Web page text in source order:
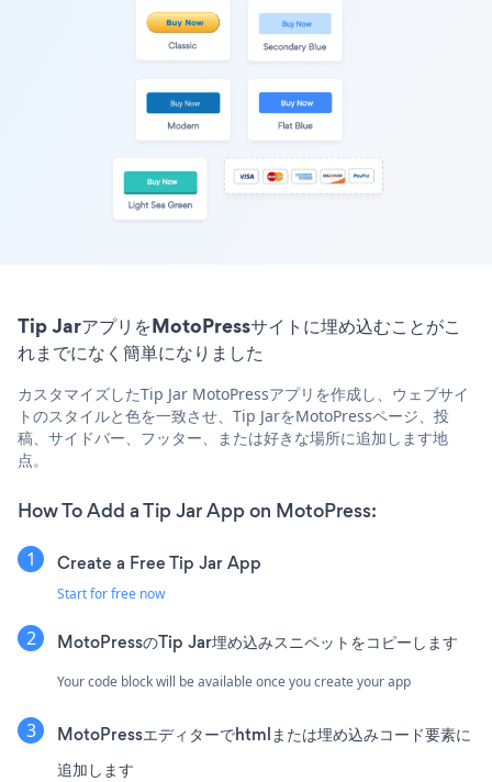
Tip JarアプリをMotoPressサイトに埋め込むことがこ
れまでになく簡単になりました
カスタマイズしたTip Jar MotoPressアプリを作成し、ウェブサイ
トのスタイルと色を一致させ、Tip JarをMotoPressページ、投
稿、サイドバー、フッター、または好きな場所に追加します地
点。
How To Add a Tip Jar App on MotoPress:
Create a Free Tip Jar App
Start for free now
MotoPressのTip Jar埋め込みスニペットをコピーします
Your code block will be available once you create your app
MotoPressエディターでhtmlまたは埋め込みコード要素に
追加します